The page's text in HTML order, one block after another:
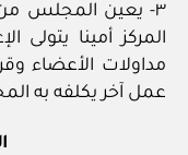
٣- يعين المجلس
المركز أمينا
مداولات الأعضاء
عمل آخر يكلفه به